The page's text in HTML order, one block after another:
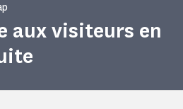
aux visiteurs en